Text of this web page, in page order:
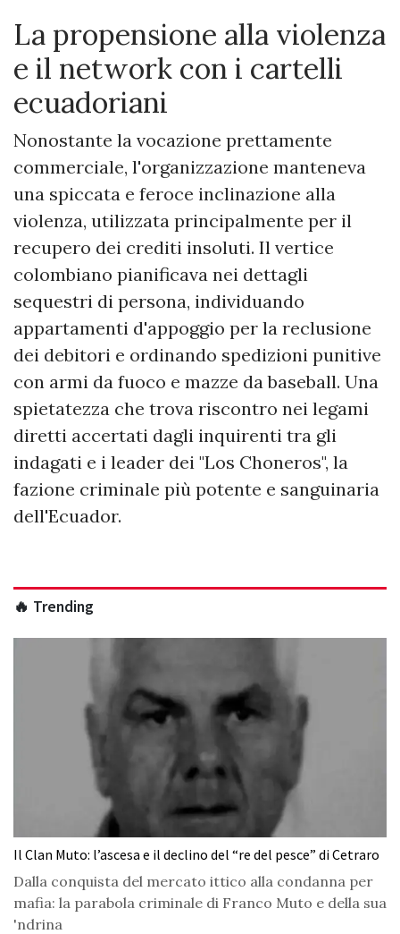
​La propensione alla violenza
e il network con i cartelli
ecuadoriani
Nonostante la vocazione prettamente
commerciale, l'organizzazione manteneva
una spiccata e feroce inclinazione alla
violenza, utilizzata principalmente per il
recupero dei crediti insoluti. Il vertice
colombiano pianificava nei dettagli
sequestri di persona, individuando
appartamenti d'appoggio per la reclusione
dei debitori e ordinando spedizioni punitive
con armi da fuoco e mazze da baseball. Una
spietatezza che trova riscontro nei legami
diretti accertati dagli inquirenti tra gli
indagati e i leader dei "Los Choneros", la
fazione criminale più potente e sanguinaria
dell'Ecuador.
🔥 Trending
Il Clan Muto: l’ascesa e il declino del “re del pesce” di Cetraro
Dalla conquista del mercato ittico alla condanna per
mafia: la parabola criminale di Franco Muto e della sua
'ndrina